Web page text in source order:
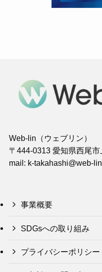
Web-lin（ウェブリン）
〒444-0313 愛知県西尾
mail: k-takahashi@web-
事業概要
SDGsへの取り組み
プライバシーポリシー